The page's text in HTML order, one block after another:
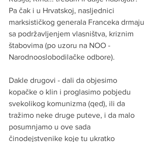
Pa čak i u Hrvatskoj, nasljednici
marksističkog generala Franceka drmaju
sa podržavljenjem vlasništva, kriznim
štabovima (po uzoru na NOO -
Narodnooslobodilačke odbore).
Dakle drugovi - dali da objesimo
kopačke o klin i proglasimo pobjedu
svekolikog komunizma (qed), ili da
tražimo neke druge puteve, i da malo
posumnjamo u ove sada
činodejstvenike koje tu ukratko